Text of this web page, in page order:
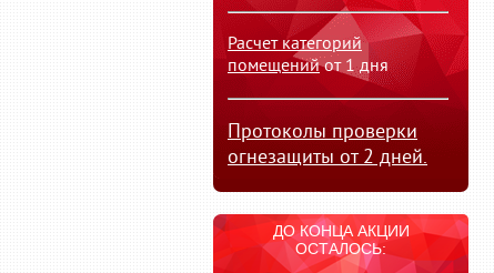
Расчет категорий
помещенийот 1 дня
Протоколы проверки
огнезащиты от 2 дней.
ДО КОНЦА АКЦИИ
ОСТАЛОСЬ: